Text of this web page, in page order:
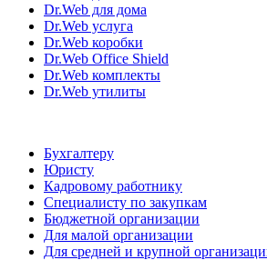
Dr.Web для дома
Dr.Web услуга
Dr.Web коробки
Dr.Web Office Shield
Dr.Web комплекты
Dr.Web утилиты
Бухгалтеру
Юристу
Кадровому работнику
Специалисту по закупкам
Бюджетной организации
Для малой организации
Для средней и крупной